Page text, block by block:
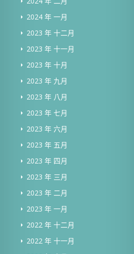
2024 年 一月
2023 年 十二月
2023 年 十一月
2023 年 十月
2023 年 九月
2023 年 八月
2023 年 七月
2023 年 六月
2023 年 五月
2023 年 四月
2023 年 三月
2023 年 二月
2023 年 一月
2022 年 十二月
2022 年 十一月